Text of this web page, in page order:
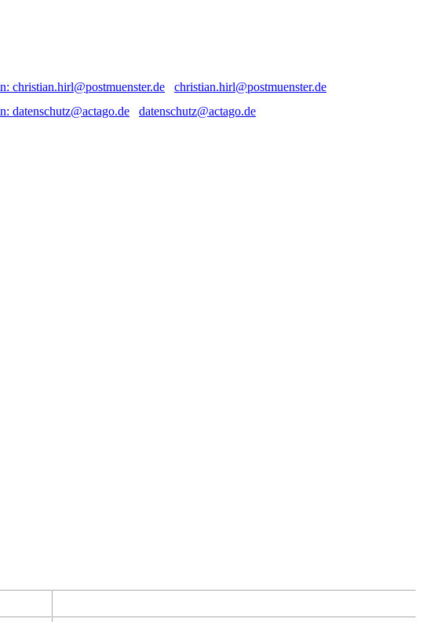
christian.hirl@postmuenster.de
datenschutz@actago.de